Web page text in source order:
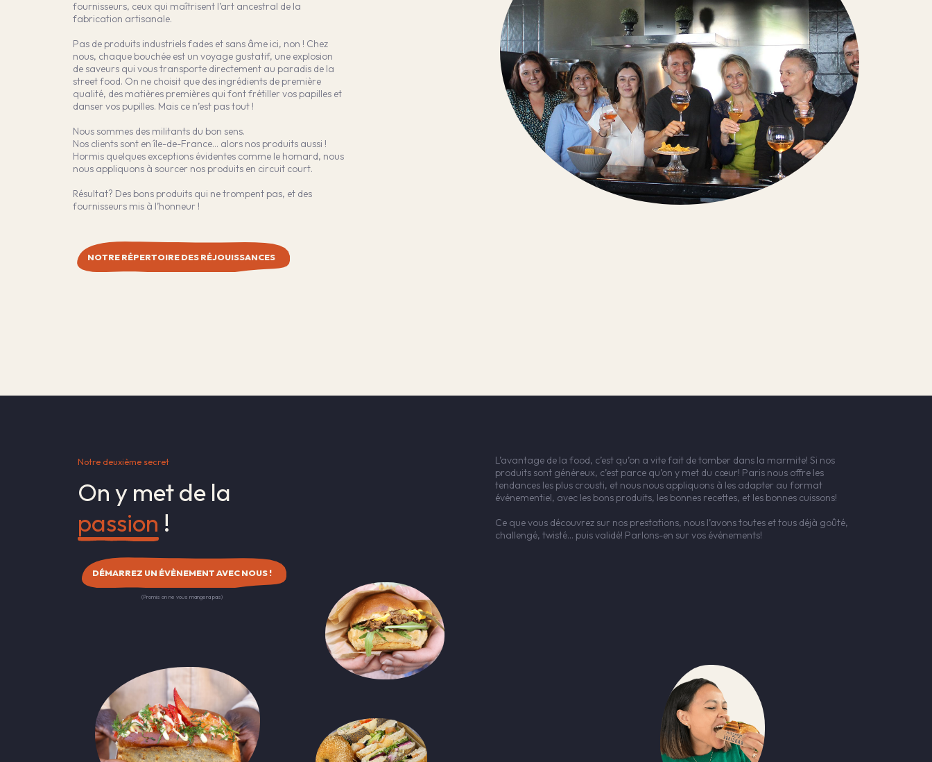
fournisseurs, ceux qui maîtrisent l’art ancestral de la
fabrication artisanale.
Pas de produits industriels fades et sans âme ici, non ! Chez
nous, chaque bouchée est un voyage gustatif, une explosion
de saveurs qui vous transporte directement au paradis de la
street food. On ne choisit que des ingrédients de première
qualité, des matières premières qui font frétiller vos papilles et
danser vos pupilles. Mais ce n’est pas tout !
Nous sommes des militants du bon sens.
Nos clients sont en île-de-France… alors nos produits aussi !
Hormis quelques exceptions évidentes comme le homard, nous
nous appliquons à sourcer nos produits en circuit court.
Résultat? Des bons produits qui ne trompent pas, et des
fournisseurs mis à l’honneur !
NOTRE RÉPERTOIRE DES RÉJOUISSANCES
Notre deuxième secret
On y met de la
passion !
DÉMARREZ UN ÉVÈNEMENT AVEC NOUS !
(Promis on ne vous mangera pas)
L’avantage de la food, c’est qu’on a vite fait de tomber dans la marmite! Si nos
produits sont généreux, c’est parce qu’on y met du cœur! Paris nous offre les
tendances les plus crousti, et nous nous appliquons à les adapter au format
événementiel, avec les bons produits, les bonnes recettes, et les bonnes cuissons!
Ce que vous découvrez sur nos prestations, nous l’avons toutes et tous déjà goûté,
challengé, twisté… puis validé! Parlons-en sur vos événements!